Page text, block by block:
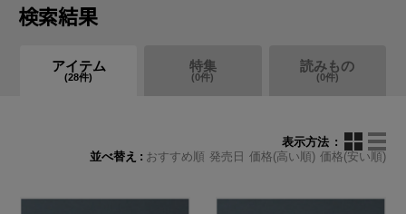
検索結果
アイテム
(28件)
特集
(0件)
読みもの
(0件)
表示方法
並べ替え
おすすめ順 発売日 価格(高い順) 価格(安い順)